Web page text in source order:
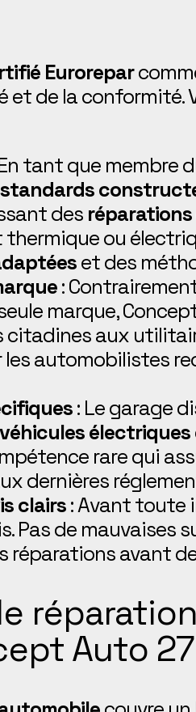
Eurorepar
et de la conformité.
tant que membre
standards
des
ou
et des
:
marque,
citadines aux
automobilistes
: Le garage
véhicules électriques
rare qui
dernières
clairs: Avant toute
Pas de mauvaises
réparations avant
Auto